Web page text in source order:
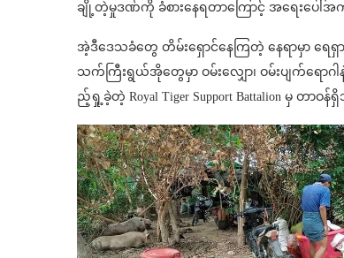
ချို့တဲ့မှုဒဏ်ကို ခံစားနေရတာကြောင့် အရေး
အဲ့ဒီဒေသခံတွေ တိမ်းရှောင်နေကြတဲ့ နေရာမှာ ရေ
သက်ကြီးရွယ်အိုတွေမှာ ဝမ်း‌လျှော၊ ဝမ်းပျက်ရောဂ
ည့်ရှု့ခဲ့တဲ့ Royal Tiger Support Battalion မှ တာဝ